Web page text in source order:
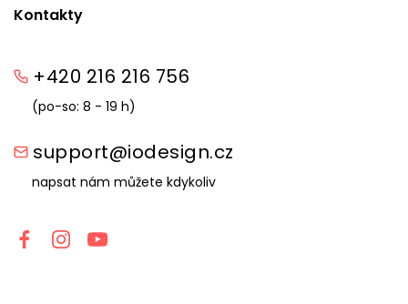
Kontakty
+420 216 216 756
(po-so: 8 - 19 h)
support@iodesign.cz
napsat nám můžete kdykoliv